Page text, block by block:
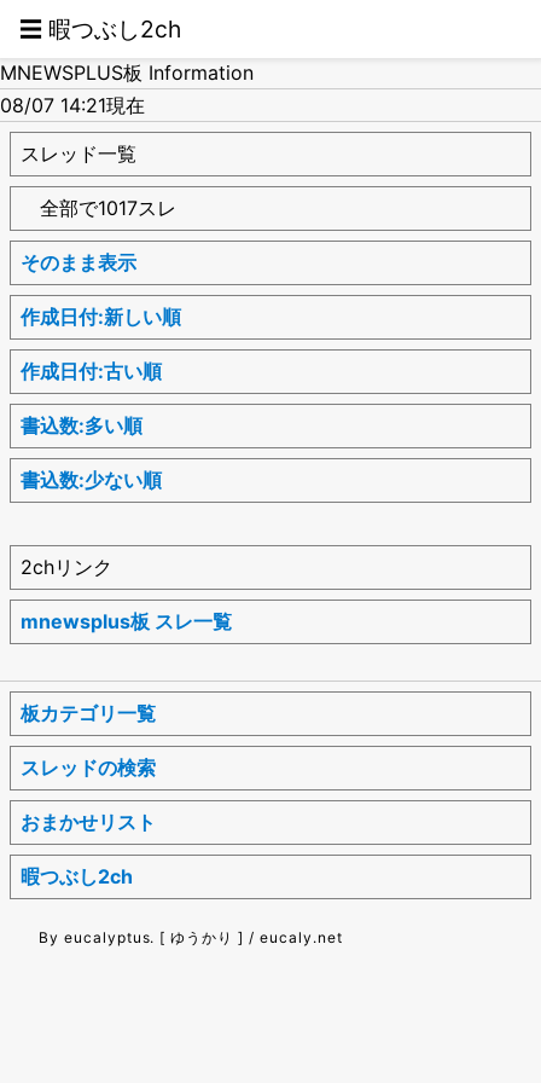
☰ 暇つぶし2ch
MNEWSPLUS板 Information
08/07 14:21現在
スレッド一覧
全部で1017スレ
そのまま表示
作成日付:新しい順
作成日付:古い順
書込数:多い順
書込数:少ない順
2chリンク
mnewsplus板 スレ一覧
板カテゴリ一覧
スレッドの検索
おまかせリスト
暇つぶし2ch
By eucalyptus. [ ゆうかり ] / eucaly.net